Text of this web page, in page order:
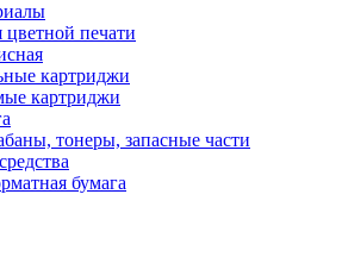
цветной печати
картриджи
картриджи
тонеры, запасные части
бумага